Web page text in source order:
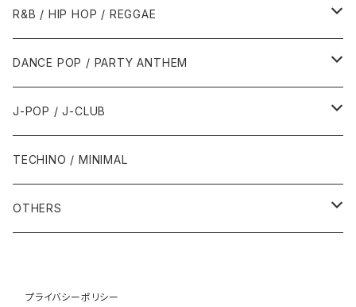
1991年
1995年
1996年
2000年
2001年
2005年
2010年代
2010年
2011年
1995年
1999年
2000年
2001年
2005年
1986年・以前
1987年
1990年代
1990年
1991年
2000年代
1990年代
1990年
1991年
2000年代
2000年
2001年
R&B / HIP HOP / REGGAE
1980年代
1985年・以前
1986年
1990年代
1990年
1991年
1993年
2000年代
2000年
2002年
DANCE POP / PARTY ANTHEM
1980年代
1988年・以前
1989年
1990年代
1990年
1992年
2000年代
2001年
J-POP / J-CLUB
1980年代
1990年代
1991年
2000年
TECHINO / MINIMAL
OTHERS
1985年・以前
1990年代
プライバシーポリシー